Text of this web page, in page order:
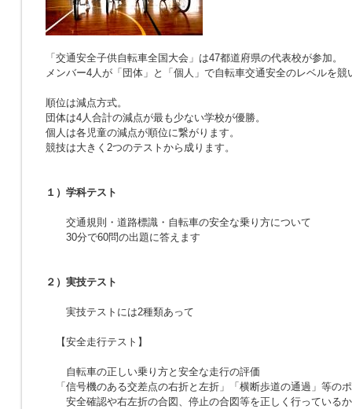
「交通安全子供自転車全国大会」は47都道府県の代表校が参加。
メンバー4人が「団体」と「個人」で自転車交通安全のレベルを競
順位は減点方式。
団体は4人合計の減点が最も少ない学校が優勝。
個人は各児童の減点が順位に繋がります。
競技は大きく2つのテストから成ります。
１）学科テスト
交通規則・道路標識・自転車の安全な乗り方について
30分で60問の出題に答えます
２）実技テスト
実技テストには2種類あって
【安全走行テスト】
自転車の正しい乗り方と安全な走行の評価
「信号機のある交差点の右折と左折」「横断歩道の通過」等の
安全確認や右左折の合図、停止の合図等を正しく行っている